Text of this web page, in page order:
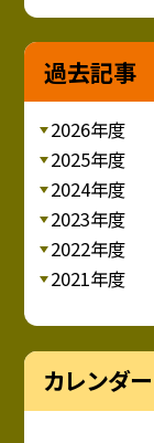
過去記事
2026年度
2025年度
2024年度
2023年度
2022年度
2021年度
カレンダー